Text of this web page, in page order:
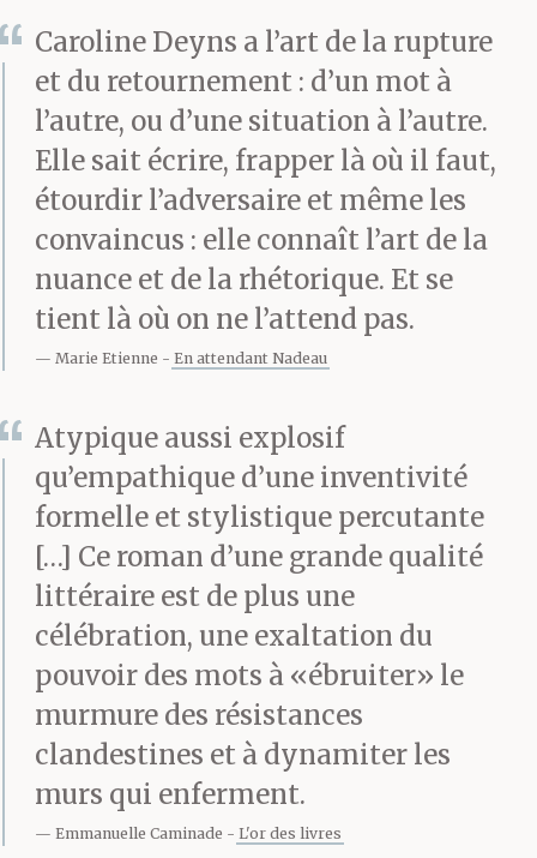
Caroline Deyns a l’art de la rupture
et du retournement : d’un mot à
l’autre, ou d’une situation à l’autre.
Elle sait écrire, frapper là où il faut,
étourdir l’adversaire et même les
convaincus : elle connaît l’art de la
nuance et de la rhétorique. Et se
tient là où on ne l’attend pas.
Marie Etienne En attendant Nadeau
Atypique aussi explosif
qu’empathique d’une inventivité
formelle et stylistique percutante
[…] Ce roman d’une grande qualité
littéraire est de plus une
célébration, une exaltation du
pouvoir des mots à «ébruiter» le
murmure des résistances
clandestines et à dynamiter les
murs qui enferment.
Emmanuelle Caminade L'or des livres